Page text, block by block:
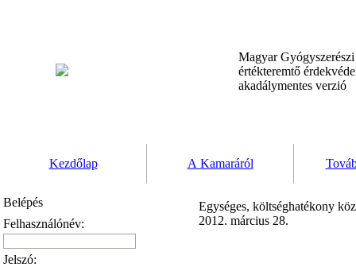
Magyar
értékteremtő
akadálymentes verzió
Kezdőlap A Kamaráról
Belépés
Felhasználónév:
Jelszó:
Egységes, költséghatékony
2012. március 28.